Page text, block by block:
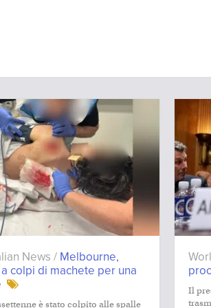
News / Melbourne,
colpi di machete per una
è stato colpito alle spalle
Il